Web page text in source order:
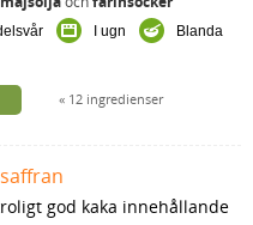
I ugn
Blanda
12 ingredienser
god kaka innehållande